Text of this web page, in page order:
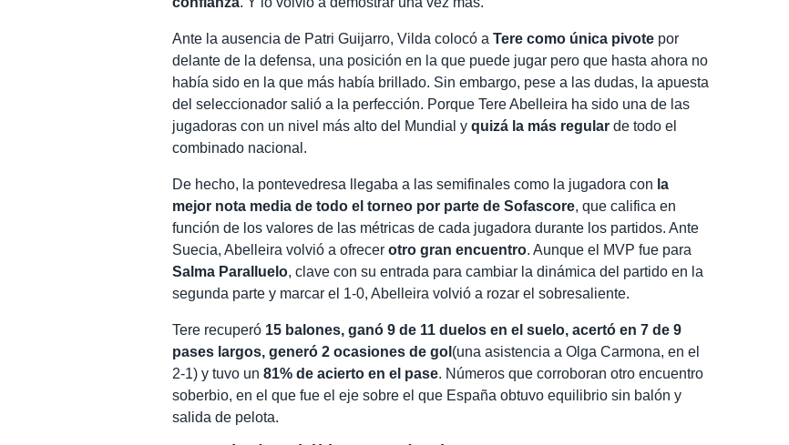
Ante la ausencia de Patri Guijarro, Vilda colocó aTere como única pivote por
delante de la defensa, una posición en la que puede jugar pero que hasta ahora no
había sido en la que más había brillado. Sin embargo, pese a las dudas, la apuesta
del seleccionador salió a la perfección. Porque Tere Abelleira ha sido una de las
jugadoras con un nivel más alto del Mundial yquizá la más regular de todo el
combinado nacional.
De hecho, la pontevedresa llegaba a las semifinales como la jugadora con la
mejor nota media de todo el torneo por parte de Sofascore, que califica en
función de los valores de las métricas de cada jugadora durante los partidos. Ante
Suecia, Abelleira volvió a ofrecerotro gran encuentro. Aunque el MVP fue para
Salma Paralluelo, clave con su entrada para cambiar la dinámica del partido en la
segunda parte y marcar el 1-0, Abelleira volvió a rozar el sobresaliente.
Tere recuperó 15 balones, ganó 9 de 11 duelos en el suelo, acertó en 7 de 9
pases largos, generó 2 ocasiones de gol (una asistencia a Olga Carmona, en el
2-1) y tuvo un81% de acierto en el pase. Números que corroboran otro encuentro
soberbio, en el que fue el eje sobre el que España obtuvo equilibrio sin balón y
salida de pelota.